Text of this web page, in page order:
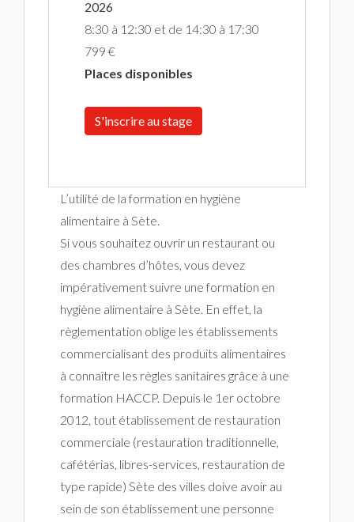
2026
8:30 à 12:30 et de 14:30 à 17:30
799 €
Places disponibles
S'inscrire au stage
L’utilité de la formation en hygiène
alimentaire à Sète.
Si vous souhaitez ouvrir un restaurant ou
des chambres d’hôtes, vous devez
impérativement suivre une formation en
hygiène alimentaire à Sète. En effet, la
règlementation oblige les établissements
commercialisant des produits alimentaires
à connaître les règles sanitaires grâce à une
formation HACCP. Depuis le 1er octobre
2012, tout établissement de restauration
commerciale (restauration traditionnelle,
cafétérias, libres-services, restauration de
type rapide) Sète des villes doive avoir au
sein de son établissement une personne